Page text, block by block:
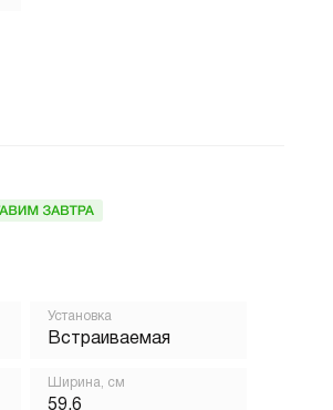
Установка
Встраиваемая
Ширина, см
59.6